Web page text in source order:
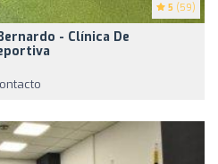
5 (59)
- Clínica De